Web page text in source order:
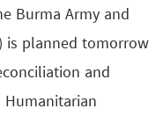
Burma Army and
is planned tomorrow
and
Humanitarian